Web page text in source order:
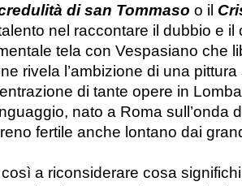
di san Tommaso o il
nel raccontare il dubbio e il
tela con Vespasiano che
rivela l’ambizione di una
di tante opere in
nato a Roma sull’onda
fertile anche lontano dai
a riconsiderare cosa significhi